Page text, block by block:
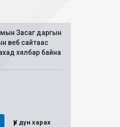
Засаг даргын
веб сайтаас
хялбар байна
Үр дүн харах